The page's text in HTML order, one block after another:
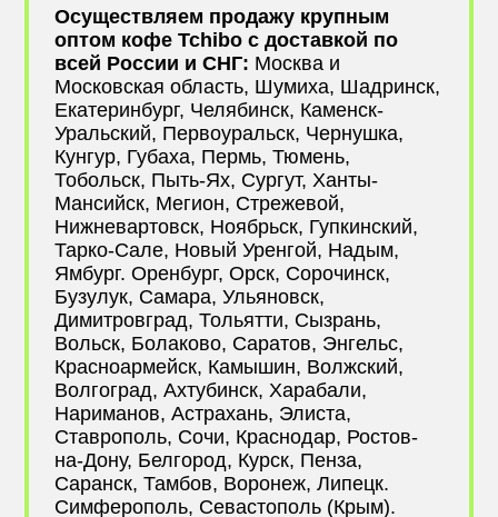
Осуществляем продажу крупным
оптом кофе Tchibo с доставкой по
всей России и СНГ: Москва и
Московская область, Шумиха, Шадринск,
Екатеринбург, Челябинск, Каменск-
Уральский, Первоуральск, Чернушка,
Кунгур, Губаха, Пермь, Тюмень,
Тобольск, Пыть-Ях, Сургут, Ханты-
Мансийск, Мегион, Стрежевой,
Нижневартовск, Ноябрьск, Гупкинский,
Тарко-Сале, Новый Уренгой, Надым,
Ямбург. Оренбург, Орск, Сорочинск,
Бузулук, Самара, Ульяновск,
Димитровград, Тольятти, Сызрань,
Вольск, Болаково, Саратов, Энгельс,
Красноармейск, Камышин, Волжский,
Волгоград, Ахтубинск, Харабали,
Нариманов, Астрахань, Элиста,
Ставрополь, Сочи, Краснодар, Ростов-
на-Дону, Белгород, Курск, Пенза,
Саранск, Тамбов, Воронеж, Липецк.
Симферополь, Севастополь (Крым).